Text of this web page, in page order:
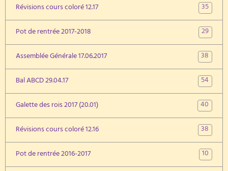
Révisions cours coloré 12.17
35
Pot de rentrée 2017-2018
29
Assemblée Générale 17.06.2017
38
Bal ABCD 29.04.17
54
Galette des rois 2017 (20.01)
40
Révisions cours coloré 12.16
38
Pot de rentrée 2016-2017
10